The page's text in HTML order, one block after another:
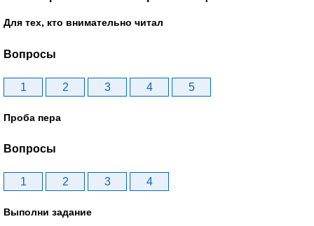
Для тех, кто внимательно читал
Вопросы
1 2 3 4 5
Проба пера
Вопросы
1 2 3 4
Выполни задание